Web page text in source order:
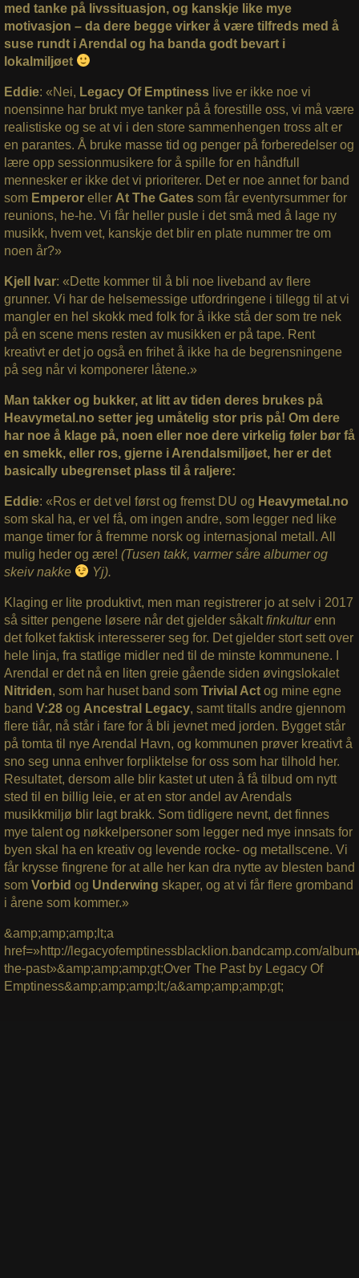
med tanke på livssituasjon, og kanskje like mye
motivasjon – da dere begge virker å være tilfreds med å
suse rundt i Arendal og ha banda godt bevart i
lokalmiljøet
Eddie: «Nei, Legacy Of Emptinesslive er ikke noe vi
noensinne har brukt mye tanker på å forestille oss, vi må være
realistiske og se at vi i den store sammenhengen tross alt er
en parantes. Å bruke masse tid og penger på forberedelser og
lære opp sessionmusikere for å spille for en håndfull
mennesker er ikke det vi prioriterer. Det er noe annet for band
som Emperor eller At The Gates som får eventyrsummer for
reunions, he-he. Vi får heller pusle i det små med å lage ny
musikk, hvem vet, kanskje det blir en plate nummer tre om
noen år?»
Kjell Ivar: «Dette kommer til å bli noe liveband av flere
grunner. Vi har de helsemessige utfordringene i tillegg til at vi
mangler en hel skokk med folk for å ikke stå der som tre nek
på en scene mens resten av musikken er på tape. Rent
kreativt er det jo også en frihet å ikke ha de begrensningene
på seg når vi komponerer låtene.»
Man takker og bukker, at litt av tiden deres brukes på
Heavymetal.no setter jeg umåtelig stor pris på! Om dere
har noe å klage på, noen eller noe dere virkelig føler bør få
en smekk, eller ros, gjerne i Arendalsmiljøet, her er det
basically ubegrenset plass til å raljere:
Eddie: «Ros er det vel først og fremst DU og Heavymetal.no
som skal ha, er vel få, om ingen andre, som legger ned like
mange timer for å fremme norsk og internasjonal metall. All
mulig heder og ære! (Tusen takk, varmer såre albumer og
skeiv nakke
Yj).
Klaging er lite produktivt, men man registrerer jo at selv i 2017
så sitter pengene løsere når det gjelder såkaltfinkulturenn
det folket faktisk interesserer seg for. Det gjelder stort sett over
hele linja, fra statlige midler ned til de minste kommunene. I
Arendal er det nå en liten greie gående siden øvingslokalet
Nitriden, som har huset band som Trivial Act og mine egne
band V:28og Ancestral Legacy, samt titalls andre gjennom
flere tiår, nå står i fare for å bli jevnet med jorden. Bygget står
på tomta til nye Arendal Havn, og kommunen prøver kreativt å
sno seg unna enhver forpliktelse for oss som har tilhold her.
Resultatet, dersom alle blir kastet ut uten å få tilbud om nytt
sted til en billig leie, er at en stor andel av Arendals
musikkmiljø blir lagt brakk. Som tidligere nevnt, det finnes
mye talent og nøkkelpersoner som legger ned mye innsats for
byen skal ha en kreativ og levende rocke- og metallscene. Vi
får krysse fingrene for at alle her kan dra nytte av blesten band
som Vorbid og Underwing skaper, og at vi får flere gromband
i årene som kommer.»
&amp;amp;amp;lt;a
href=»http://legacyofemptinessblacklion.bandcamp.com/
the-past»&amp;amp;amp;gt;Over The Past by Legacy Of
Emptiness&amp;amp;amp;lt;/a&amp;amp;amp;gt;